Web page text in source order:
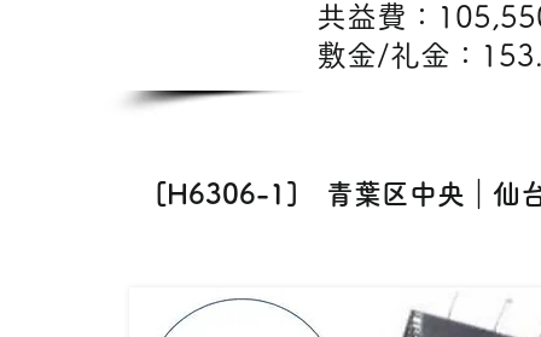
共益費：
敷金/礼金：153.8
[H6306-1] 青葉区中央｜仙台